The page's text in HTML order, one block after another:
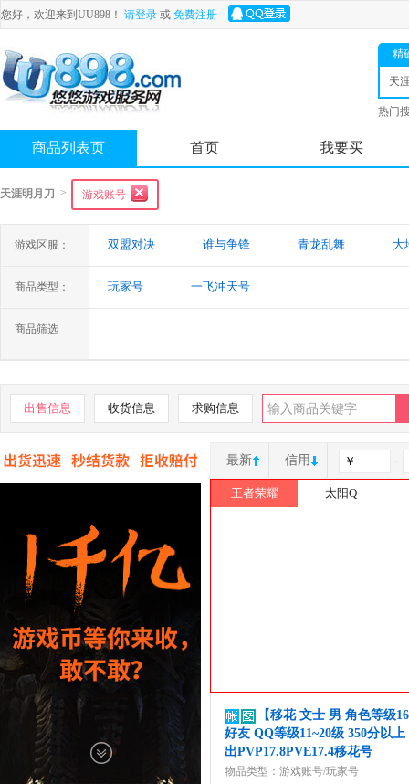
您好，欢迎来到UU898！ 请登录 或 免费注册
精
天
热门
商品列表页 首页 我要买
天涯明月刀 > 游戏账号
游戏区服： 双盟对决 谁与争锋 青龙乱舞 大
商品类型： 玩家号 一飞冲天号
商品筛选
出售信息 收货信息 求购信息
最新 信用 -
王者荣耀 太阳Q
【移花 文士 男 角色等级
好友 QQ等级11~20级 350分以
出PVP17.8PVE17.4移花号
物品类型：游戏账号/玩家号